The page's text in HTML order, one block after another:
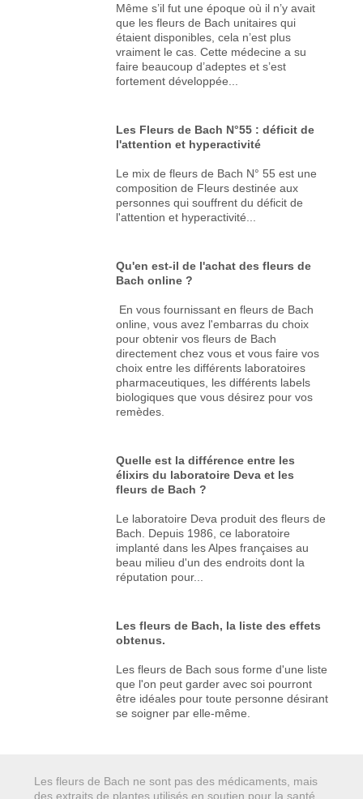
Même s’il fut une époque où il n’y avait
que les fleurs de Bach unitaires qui
étaient disponibles, cela n’est plus
vraiment le cas. Cette médecine a su
faire beaucoup d’adeptes et s’est
fortement développée...
Les Fleurs de Bach N°55 : déficit de
l'attention et hyperactivité
Le mix de fleurs de Bach N° 55 est une
composition de Fleurs destinée aux
personnes qui souffrent du déficit de
l'attention et hyperactivité...
Qu'en est-il de l'achat des fleurs de
Bach online ?
En vous fournissant en fleurs de Bach
online, vous avez l'embarras du choix
pour obtenir vos fleurs de Bach
directement chez vous et vous faire vos
choix entre les différents laboratoires
pharmaceutiques, les différents labels
biologiques que vous désirez pour vos
remèdes.
Quelle est la différence entre les
élixirs du laboratoire Deva et les
fleurs de Bach ?
Le laboratoire Deva produit des fleurs de
Bach. Depuis 1986, ce laboratoire
implanté dans les Alpes françaises au
beau milieu d'un des endroits dont la
réputation pour...
Les fleurs de Bach, la liste des effets
obtenus.
Les fleurs de Bach sous forme d'une liste
que l'on peut garder avec soi pourront
être idéales pour toute personne désirant
se soigner par elle-même.
Les fleurs de Bach ne sont pas des médicaments, mais
des extraits de plantes utilisés en soutien pour la santé.